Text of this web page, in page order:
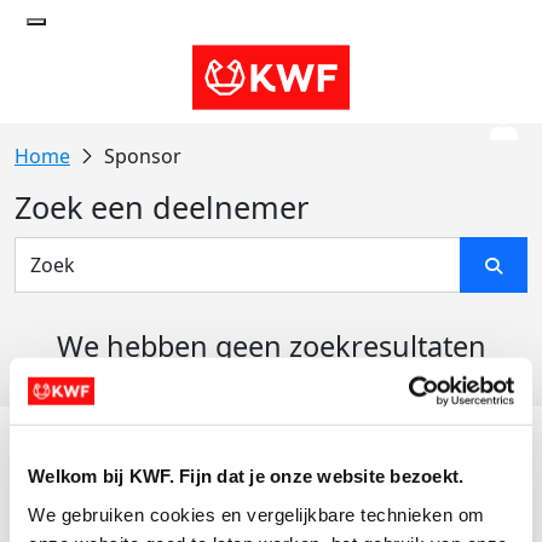
Welkom bij KWF. Fijn dat je onze website bezoekt.
We gebruiken cookies en vergelijkbare technieken om
Sponsor
Zoek een deelnemer
We hebben geen zoekresultaten
Actiematerialen
Evenementen